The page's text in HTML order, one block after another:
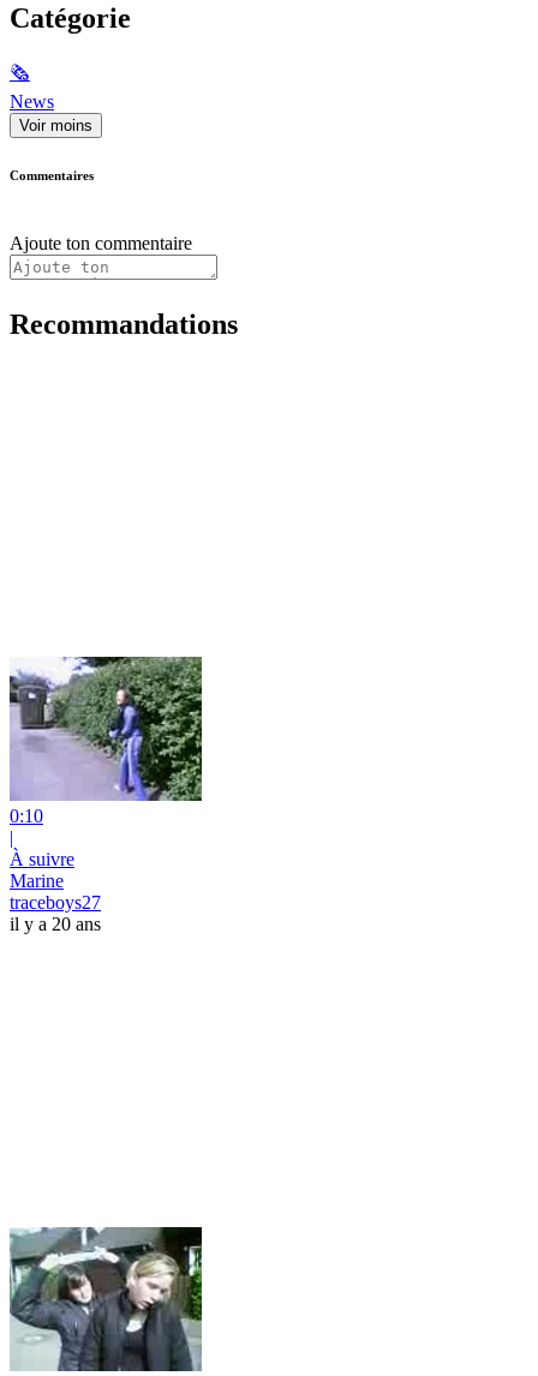
Catégorie
🗞
News
Voir moins
Commentaires
Ajoute ton commentaire
Recommandations
0:10
|
À suivre
Marine
traceboys27
il y a 20 ans